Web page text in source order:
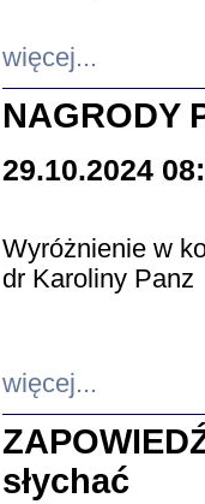
więcej...
NAGRODY
29.10.2024
Wyróżnienie w
dr Karoliny Panz
więcej...
słychać